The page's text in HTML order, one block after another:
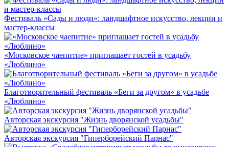
Фестиваль «Сады и люди»: ландшафтное искусство, лекции и
мастер-классы
«Московское чаепитие» приглашает гостей в усадьбу
«Люблино»
Благотворительный фестиваль «Беги за другом» в усадьбе
«Люблино»
Авторская экскурсия "Жизнь дворянской усадьбы"
Авторская экскурсия "Гиперборейский Парнас"